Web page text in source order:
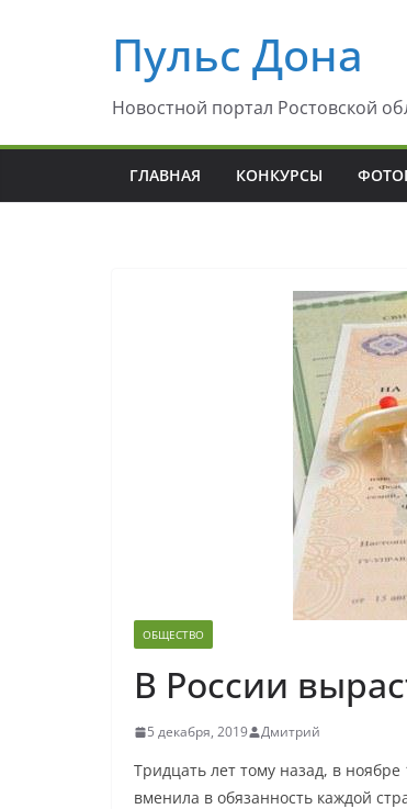
содержимомуПульс Дона
Новостной портал Ростовской
ГЛАВНАЯ КОНКУРСЫ
ОБЩЕСТВО
В России
5 декабря, 2019 Дмитрий
Тридцать лет тому назад, в
вменила в обязанность каждой